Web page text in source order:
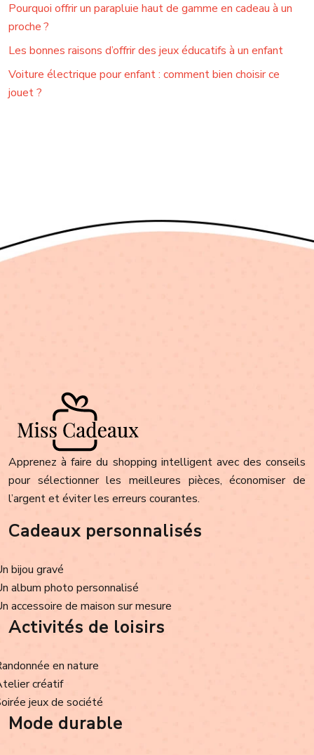
Pourquoi offrir un parapluie haut de gamme en cadeau à un
proche ?
Les bonnes raisons d’offrir des jeux éducatifs à un enfant
Voiture électrique pour enfant : comment bien choisir ce
jouet ?
Apprenez à faire du shopping intelligent avec des conseils
pour sélectionner les meilleures pièces, économiser de
l’argent et éviter les erreurs courantes.
Cadeaux personnalisés
bijou gravé
album photo personnalisé
accessoire de maison sur mesure
Activités de loisirs
en nature
créatif
jeux de société
Mode durable